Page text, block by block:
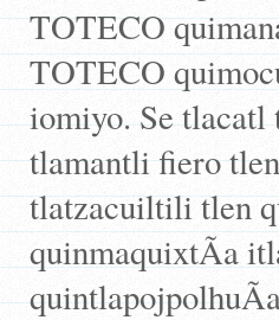
TOTECO
TOTECO
iomiyo. Se tlacatl
tlamantli fiero
tlatzacuiltili tlen
quinmaquixtÃ­a